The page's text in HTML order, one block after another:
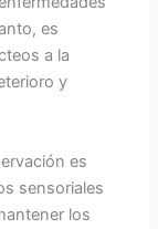
es
a la
y
es
sensoriales
los